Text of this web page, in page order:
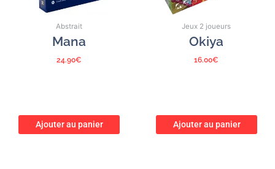
Abstrait
Mana
24.90€
Ajouter au panier
Jeux 2 joueurs
Okiya
16.00€
Ajouter au panier